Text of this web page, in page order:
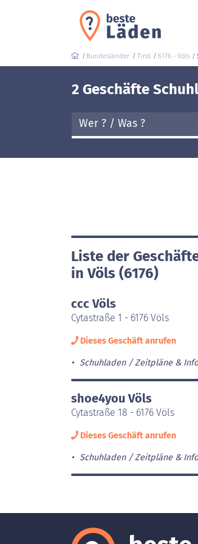
Bundesländer Tirol 6176 - Völs
2 Geschäfte
Liste der
in Völs (6176)
ccc Völs
Cytastraße 1 - 6176 Völs
Dieses Geschäft anrufen
Schuhladen Zeitpläne &
shoe4you Völs
Cytastraße 18 - 6176 Völs
Dieses Geschäft anrufen
Schuhladen Zeitpläne &